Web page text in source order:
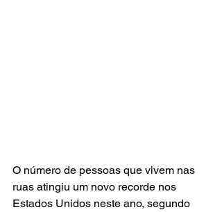
O número de pessoas que vivem nas
ruas atingiu um novo recorde nos
Estados Unidos neste ano, segundo